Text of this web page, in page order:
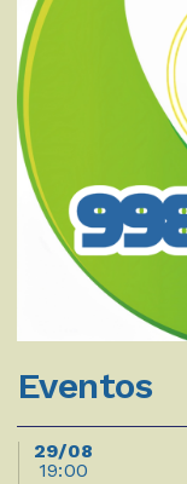
Eventos
29/08
19:00